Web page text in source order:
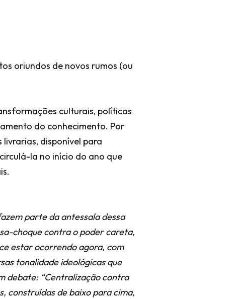
oriundos de novos rumos (ou
culturais, políticas
do conhecimento. Por
livrarias, disponível para
la no início do ano que
parte da antessala dessa
choque contra o poder careta,
estar ocorrendo agora, com
tonalidade ideológicas que
debate: “Centralização contra
construídas de baixo para cima,